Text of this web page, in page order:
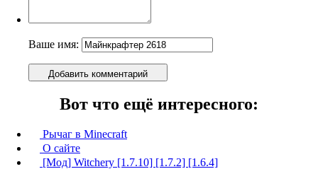
Ваше имя:
Добавить комментарий
Вот что ещё интересного:
Рычаг в Minecraft
О сайте
[Мод] Witchery [1.7.10] [1.7.2] [1.6.4]